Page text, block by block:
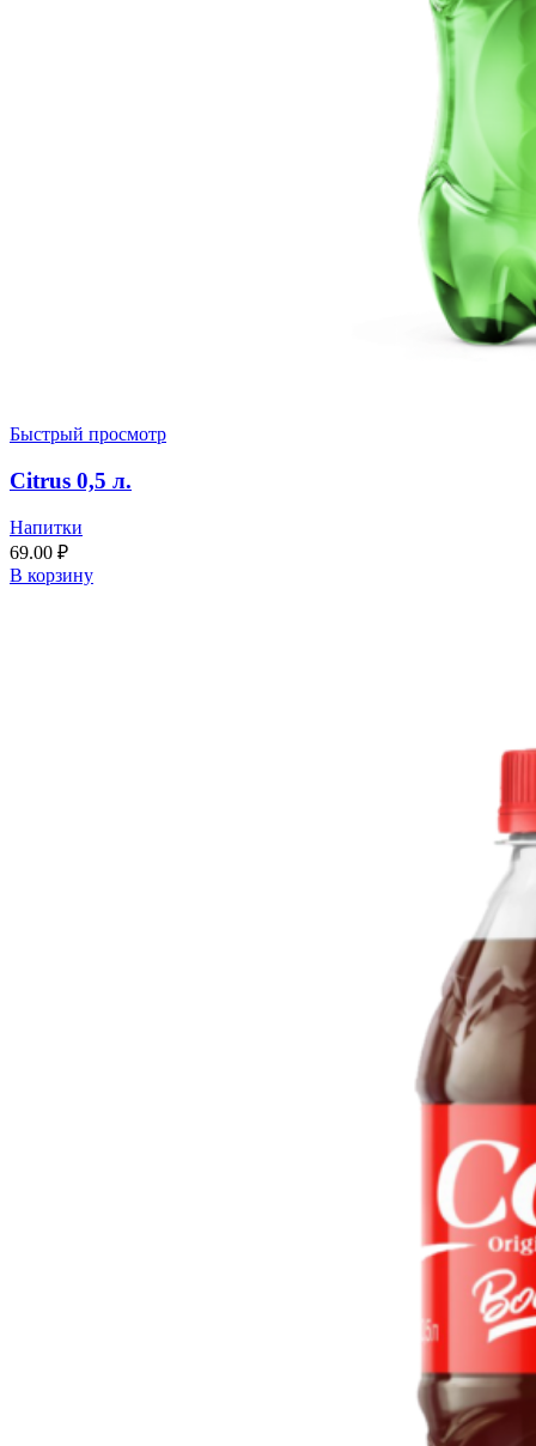
Быстрый просмотр
Citrus 0,5 л.
Напитки
69.00 ₽
В корзину